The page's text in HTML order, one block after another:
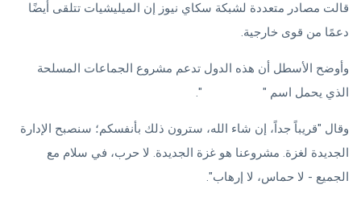
قالت مصادر متعددة لشبكة سكاي نيوز إن الميليشيات تتلقى أيضًا
دعمًا من قوى خارجية.
وأوضح الأسطل أن هذه الدول تدعم مشروع الجماعات المسلحة
الذي يحمل اسم "
".
وقال "قريباً جداً، إن شاء الله، سترون ذلك بأنفسكم؛ سنصبح الإدارة
الجديدة لغزة. مشروعنا هو غزة الجديدة. لا حرب، في سلام مع
الجميع - لا حماس، لا إرهاب".